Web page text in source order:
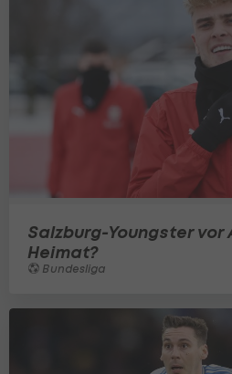
Salzburg-Youngster vor
Heimat?
Bundesliga